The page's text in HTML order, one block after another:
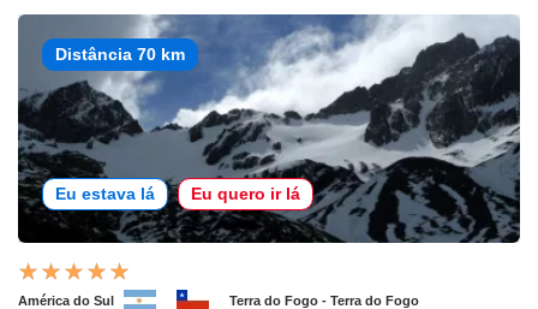
Distância 70 km
Eu estava lá Eu quero ir lá
América do Sul Terra do Fogo - Terra do Fogo